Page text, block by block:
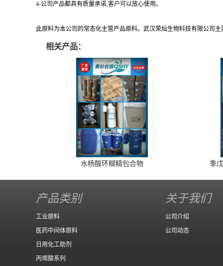
4-公司产品都具有质量承诺,客户可以放心使用。
此原料为本公司的常态化主营产品原料。武汉荣灿生物科技有限公司
相关产品：
水杨酸环糊精包合物 季
产品类别
工业原料
医药中间体原料
日用化工助剂
丙烯酸系列
关于我们
公司介绍
公司动态